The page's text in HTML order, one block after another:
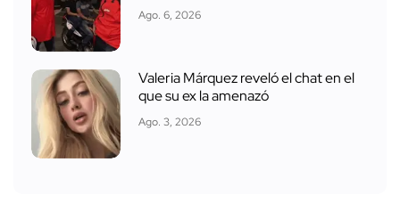
Ago. 6, 2026
Valeria Márquez reveló el chat en el
que su ex la amenazó
Ago. 3, 2026